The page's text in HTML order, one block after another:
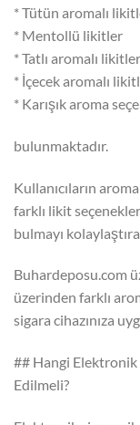
* Tütün aromalı
* Mentollü likitler
* Tatlı aromalı likitler
* İçecek aromalı
* Karışık aroma
bulunmaktadır.
Kullanıcıların
farklı likit
bulmayı
Buhardeposu.com
üzerinden farklı
sigara cihazınıza
## Hangi Elektronik
Edilmeli?